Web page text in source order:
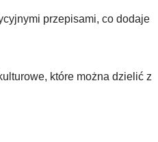
przepisami, co dodaje
które można dzielić z